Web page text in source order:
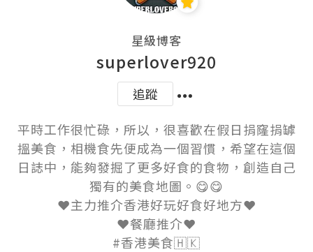
星級博客
superlover920
追蹤
平時工作很忙碌，所以，很喜歡在假日捐窿捐罅
搵美食，相機食先便成為一個習慣，希望在這個
日誌中，能夠發掘了更多好食的食物，創造自己
獨有的美食地圖。😋😋
❤️主力推介香港好玩好食好地方❤️
❤️餐廳推介❤️
#香港美食🇭🇰